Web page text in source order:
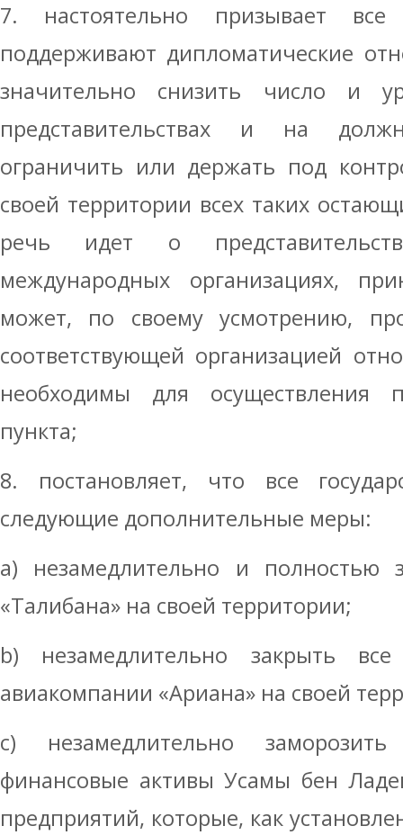
7. настоятельно призывает все
поддерживают дипломатические
значительно снизить число и
представительствах и на
ограничить или держать под
своей территории всех таких
речь идет о
международных организациях,
может, по своему усмотрению,
соответствующей организацией
необходимы для осуществления
пункта;
8. постановляет, что все
следующие дополнительные меры:
a) незамедлительно и полностью
«Талибана» на своей территории;
b) незамедлительно закрыть все
авиакомпании «Ариана» на своей
c) незамедлительно
финансовые активы Усамы бен
предприятий, которые, как